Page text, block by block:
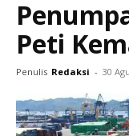
Peti
Penulis Redaksi - 30